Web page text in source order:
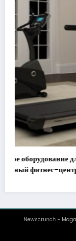
Спортивное
тренировкам
31 января, 2026
Newscrunch -